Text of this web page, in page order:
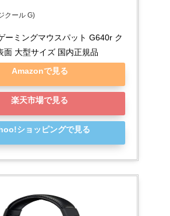
クール G)
ーミングマウスパット G640r ク
面 大型サイズ 国内正規品
Amazonで見る
楽天市場で見る
ショッピングで見る